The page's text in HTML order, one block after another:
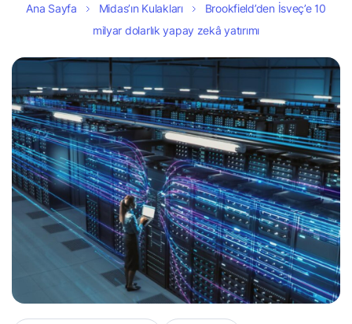
Ana Sayfa Midas’ın Kulakları
Brookfield’den İsveç’e 10
milyar dolarlık yapay zekâ yatırımı